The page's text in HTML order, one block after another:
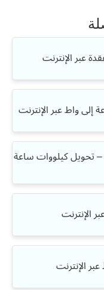
عبر الإنترنت
محول kWh إلى kW – تحويل كيلووات ساعة
الإنترنت
الإنترنت